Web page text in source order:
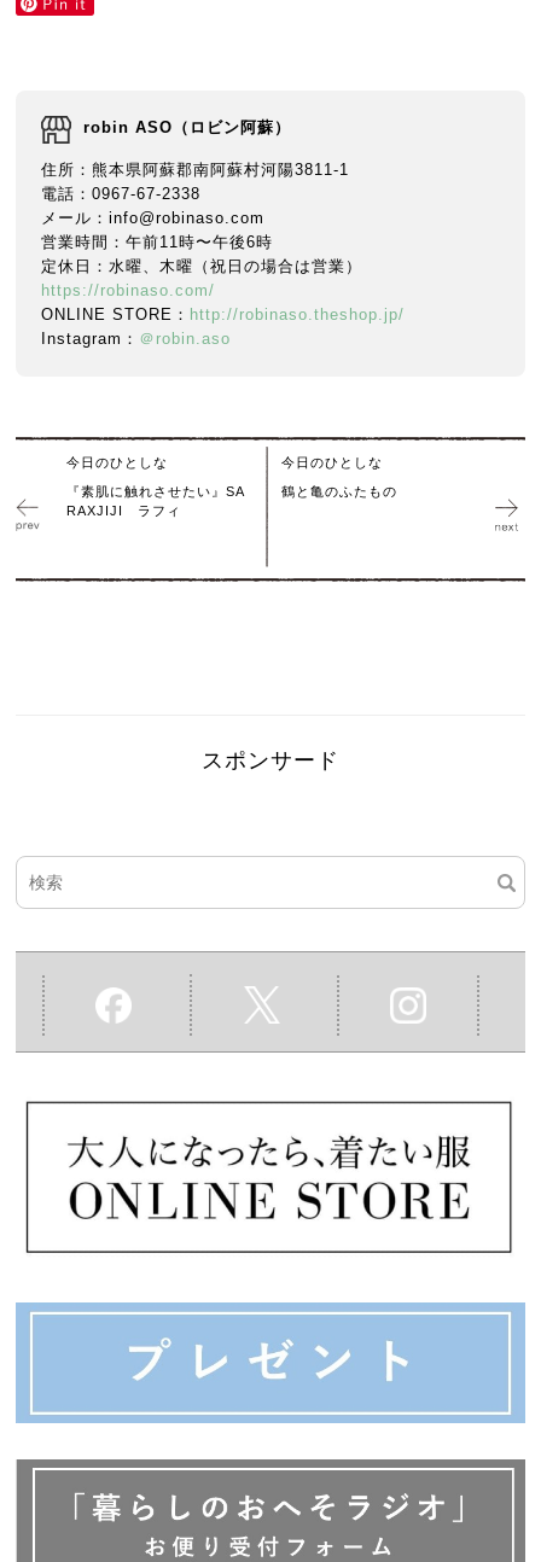
robin ASO（ロビン阿蘇）
住所：熊本県阿蘇郡南阿蘇村河陽3811-1
電話：0967-67-2338
メール：info@robinaso.com
営業時間：午前11時〜午後6時
定休日：水曜、木曜（祝日の場合は営業）
https://robinaso.com/
ONLINE STORE： http://robinaso.theshop.jp/
Instagram： ＠robin.aso
今日のひとしな
『素肌に触れさせたい』SA
RAXJIJI ラフィ
今日のひとしな
鶴と亀のふたもの
スポンサード